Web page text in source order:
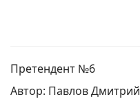
Претендент №6
Автор: Павлов Дмитрий